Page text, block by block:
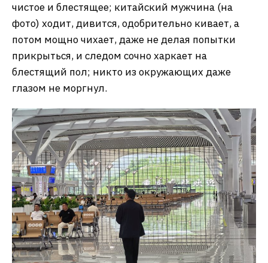
чистое и блестящее; китайский мужчина (на
фото) ходит, дивится, одобрительно кивает, а
потом мощно чихает, даже не делая попытки
прикрыться, и следом сочно харкает на
блестящий пол; никто из окружающих даже
глазом не моргнул.